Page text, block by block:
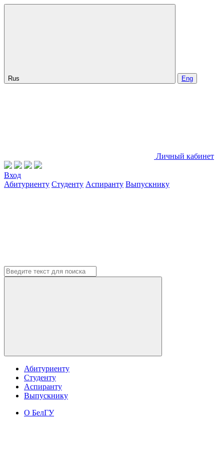
Rus Eng
Личный кабинет
Вход
Абитуриенту Студенту Аспиранту Выпускнику
Абитуриенту
Студенту
Аспиранту
Выпускнику
О БелГУ